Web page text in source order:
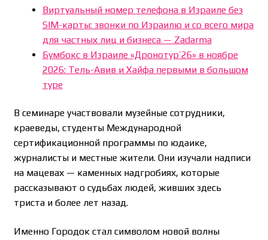
Виртуальный номер телефона в Израиле без
SIM-карты: звонки по Израилю и со всего мира
для частных лиц и бизнеса — Zadarma
Бумбокс в Израиле «Дронотур’26» в ноябре
2026: Тель-Авив и Хайфа первыми в большом
туре
В семинаре участвовали музейные сотрудники,
краеведы, студенты Международной
сертификационной программы по юдаике,
журналисты и местные жители. Они изучали надписи
на мацевах — каменных надгробиях, которые
рассказывают о судьбах людей, живших здесь
триста и более лет назад.
Именно Городок стал символом новой волны